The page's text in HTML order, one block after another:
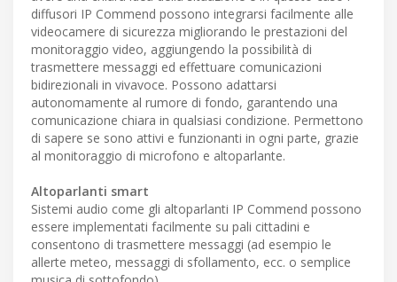
diffusori IP Commend possono integrarsi facilmente alle
videocamere di sicurezza migliorando le prestazioni del
monitoraggio video, aggiungendo la possibilità di
trasmettere messaggi ed effettuare comunicazioni
bidirezionali in vivavoce. Possono adattarsi
autonomamente al rumore di fondo, garantendo una
comunicazione chiara in qualsiasi condizione. Permettono
di sapere se sono attivi e funzionanti in ogni parte, grazie
al monitoraggio di microfono e altoparlante.
Altoparlanti smart
Sistemi audio come gli altoparlanti IP Commend possono
essere implementati facilmente su pali cittadini e
consentono di trasmettere messaggi (ad esempio le
allerte meteo, messaggi di sfollamento, ecc. o semplice